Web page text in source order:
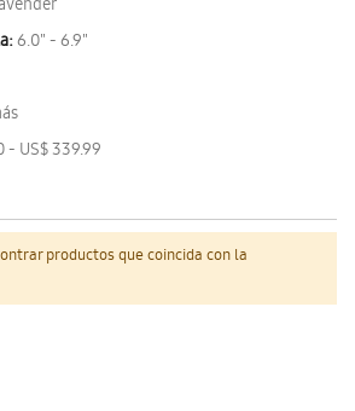
productos que coincida con la
6.0" - 6.9"
- US$ 339.99